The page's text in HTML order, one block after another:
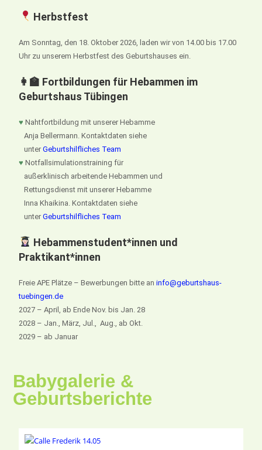
Herbstfest
Am Sonntag, den 18. Oktober 2026, laden wir von 14.00 bis 17.00
Uhr zu unserem Herbstfest des Geburtshauses ein.
👩‍🏫 Fortbildungen für Hebammen im
Geburtshaus Tübingen
♥ Nahtfortbildung mit unserer Hebamme
Anja Bellermann. Kontaktdaten siehe
unterGeburtshilfliches Team
♥ Notfallsimulationstraining für
außerklinisch arbeitende Hebammen und
Rettungsdienst mit unserer Hebamme
Inna Khaikina. Kontaktdaten siehe
unterGeburtshilfliches Team
Hebammenstudent*innen und
Praktikant*innen
Freie APE Plätze – Bewerbungen bitte aninfo@geburtshaus-
tuebingen.de
2027 – April, ab Ende Nov. bis Jan. 28
2028 – Jan., März, Jul., Aug., ab Okt.
2029 – ab Januar
Babygalerie &
Geburtsberichte